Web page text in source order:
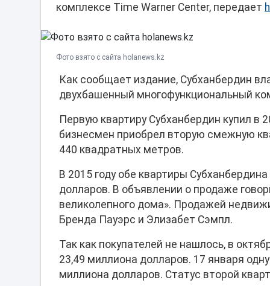
комплексе Time Warner Center, передает
Фото взято с сайта holanews.kz
Как сообщает издание, Субханбердин
двухбашенный многофункциональный
Первую квартиру Субханбердин купил в
бизнесмен приобрел вторую смежную
440 квадратных метров.
В 2015 году обе квартиры
долларов. В объявлении о продаже
великолепного дома». Продажей
Бренда Пауэрс и Элизабет Сэмпл.
Так как покупателей не нашлось, в
23,49 миллиона долларов. 17 января
миллиона долларов. Статус второй